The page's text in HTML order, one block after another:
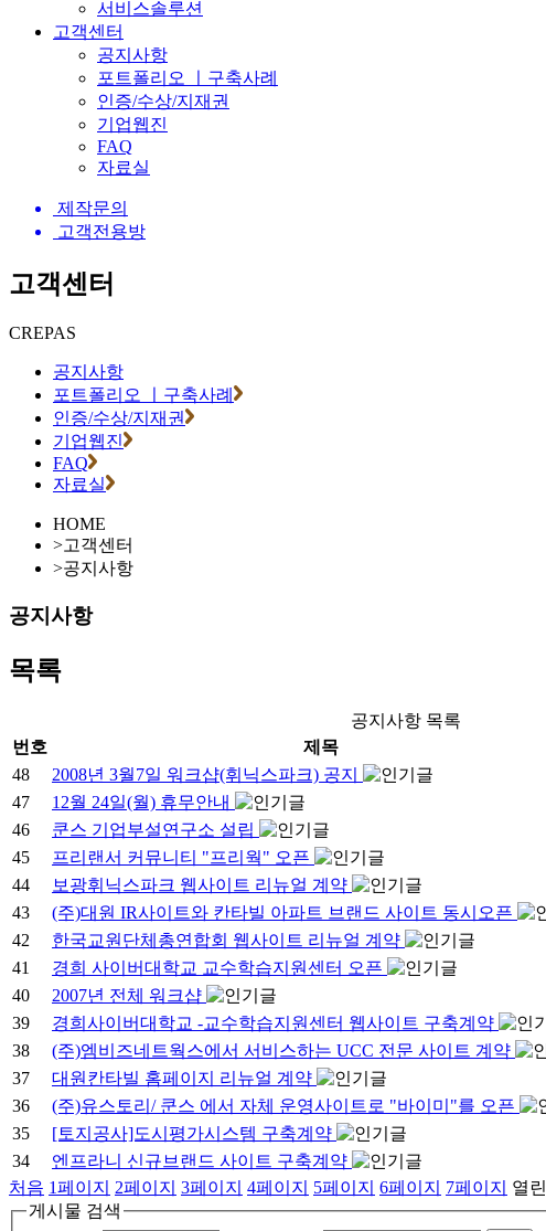
서비스솔루션
고객센터
공지사항
포트폴리오 ㅣ구축사례
인증/수상/지재권
기업웹진
FAQ
자료실
제작문의
고객전용방
고객센터
CREPAS
공지사항
포트폴리오 ㅣ구축사례
인증/수상/지재권
기업웹진
FAQ
자료실
HOME
>고객센터
>공지사항
공지사항
목록
공지사항 목록
번호
제목
48
2008년 3월7일 워크샵(휘닉스파크) 공지
47
12월 24일(월) 휴무안내
46
쿤스 기업부설연구소 설립
45
프리랜서 커뮤니티 "프리웍" 오픈
44
보광휘닉스파크 웹사이트 리뉴얼 계약
43
(주)대원 IR사이트와 칸타빌 아파트 브랜드 사이트 동시오픈
42
한국교원단체총연합회 웹사이트 리뉴얼 계약
41
경희 사이버대학교 교수학습지원센터 오픈
40
2007년 전체 워크샵
39
경희사이버대학교 -교수학습지원센터 웹사이트 구축계약
38
(주)엠비즈네트웍스에서 서비스하는 UCC 전문 사이트 계약
37
대원칸타빌 홈페이지 리뉴얼 계약
36
(주)유스토리/ 쿤스 에서 자체 운영사이트로 "바이미"를 오픈
35
[토지공사]도시평가시스템 구축계약
34
엔프라니 신규브랜드 사이트 구축계약
처음 1페이지 2페이지 3페이지 4페이지 5페이지 6페이지 7페이지 열린
게시물 검색